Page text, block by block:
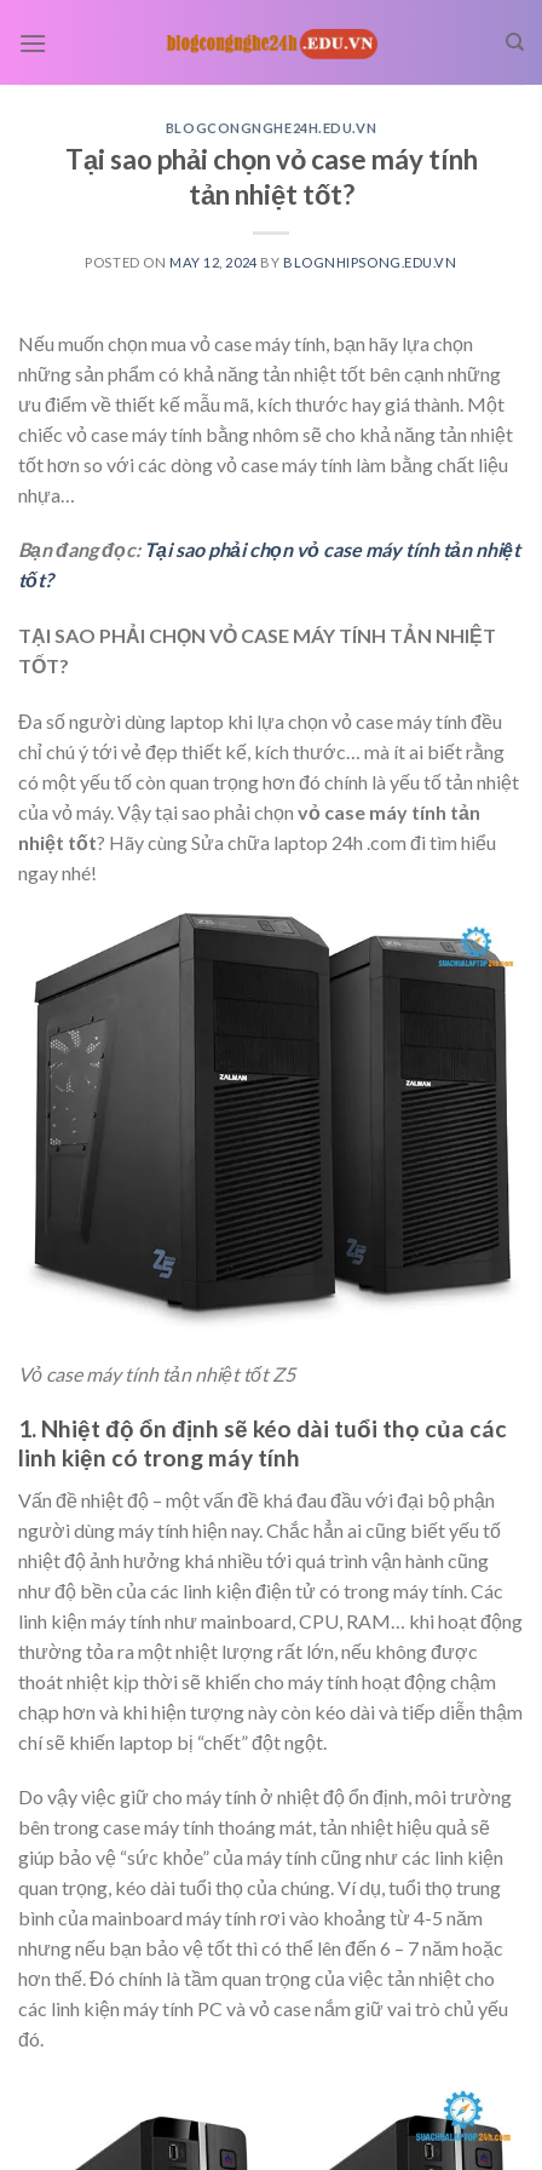
BLOGCONGNGHE24H.EDU.VN
Tại sao phải chọn vỏ case máy tính
tản nhiệt tốt?
POSTED ON MAY 12, 2024 BY BLOGNHIPSONG.EDU.VN
Nếu muốn chọn mua vỏ case máy tính, bạn hãy lựa chọn
những sản phẩm có khả năng tản nhiệt tốt bên cạnh những
ưu điểm về thiết kế mẫu mã, kích thước hay giá thành. Một
chiếc vỏ case máy tính bằng nhôm sẽ cho khả năng tản nhiệt
tốt hơn so với các dòng vỏ case máy tính làm bằng chất liệu
nhựa…
Bạn đang đọc: Tại sao phải chọn vỏ case máy tính tản nhiệt
tốt?
TẠI SAO PHẢI CHỌN VỎ CASE MÁY TÍNH TẢN NHIỆT
TỐT?
Đa số người dùng laptop khi lựa chọn vỏ case máy tính đều
chỉ chú ý tới vẻ đẹp thiết kế, kích thước… mà ít ai biết rằng
có một yếu tố còn quan trọng hơn đó chính là yếu tố tản nhiệt
của vỏ máy. Vậy tại sao phải chọn vỏ case máy tính tản
nhiệt tốt? Hãy cùngSửa chữa laptop 24h .com đi tìm hiểu
ngay nhé!
Vỏ case máy tính tản nhiệt tốt Z5
1. Nhiệt độ ổn định sẽ kéo dài tuổi thọ của các
linh kiện có trong máy tính
Vấn đề nhiệt độ – một vấn đề khá đau đầu với đại bộ phận
người dùng máy tính hiện nay. Chắc hẳn ai cũng biết yếu tố
nhiệt độ ảnh hưởng khá nhiều tới quá trình vận hành cũng
như độ bền của các linh kiện điện tử có trong máy tính. Các
linh kiện máy tính như mainboard, CPU, RAM… khi hoạt động
thường tỏa ra một nhiệt lượng rất lớn, nếu không được
thoát nhiệt kịp thời sẽ khiến cho máy tính hoạt động chậm
chạp hơn và khi hiện tượng này còn kéo dài và tiếp diễn thậm
chí sẽ khiến laptop bị “chết” đột ngột.
Do vậy việc giữ cho máy tính ở nhiệt độ ổn định, môi trường
bên trong case máy tính thoáng mát, tản nhiệt hiệu quả sẽ
giúp bảo vệ “sức khỏe” của máy tính cũng như các linh kiện
quan trọng, kéo dài tuổi thọ của chúng. Ví dụ, tuổi thọ trung
bình của mainboard máy tính rơi vào khoảng từ 4-5 năm
nhưng nếu bạn bảo vệ tốt thì có thể lên đến 6 – 7 năm hoặc
hơn thế. Đó chính là tầm quan trọng của việc tản nhiệt cho
các linh kiện máy tính PC và vỏ case nắm giữ vai trò chủ yếu
đó.